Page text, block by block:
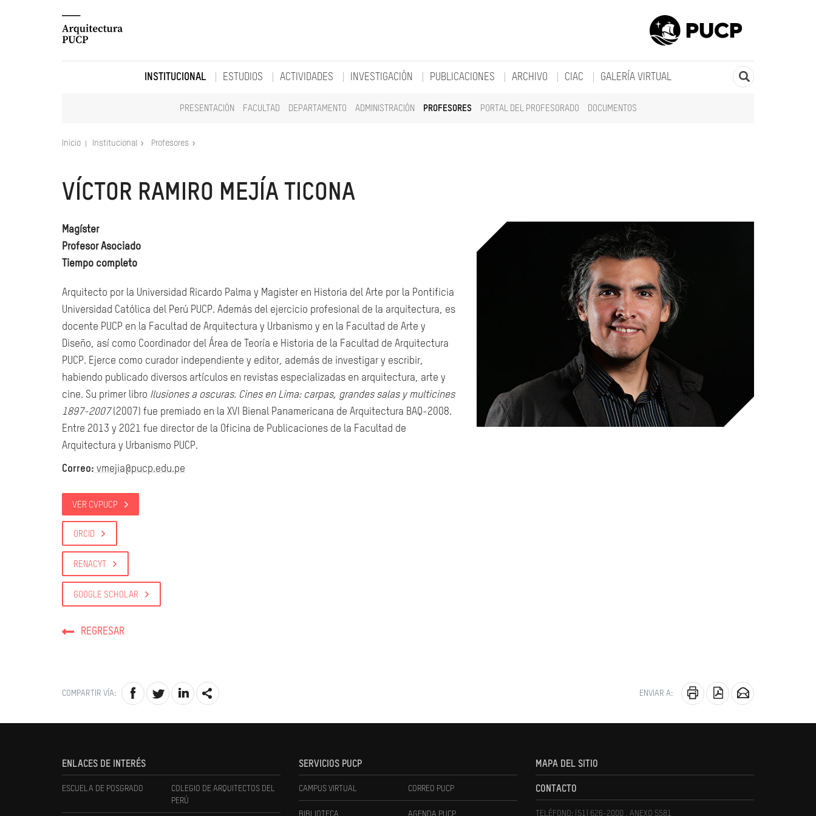
INSTITUCIONAL
PRESENTACIÓN FACULTAD DEPARTAMENTO ADMINISTRACIÓN PROFESORES PORTAL DEL PROFESORADO DOCUMENTOS
ESTUDIOS ACTIVIDADES INVESTIGACIÓN PUBLICACIONES ARCHIVO CIAC GALERÍA VIRTUAL
Inicio Institucional Profesores
VÍCTOR RAMIRO MEJÍA TICONA
Magíster
Profesor Asociado
Tiempo completo
Arquitecto por la Universidad Ricardo Palma y Magister en Historia del Arte por la Pontificia
Universidad Católica del Perú PUCP. Además del ejercicio profesional de la arquitectura, es
docente PUCP en la Facultad de Arquitectura y Urbanismo y en la Facultad de Arte y
Diseño, así como Coordinador del Área de Teoría e Historia de la Facultad de Arquitectura
PUCP. Ejerce como curador independiente y editor, además de investigar y escribir,
habiendo publicado diversos artículos en revistas especializadas en arquitectura, arte y
cine. Su primer libro Ilusionesa oscuras. Cines en Lima: carpas, grandes salas y multicines
1897-2007(2007) fue premiado en la XVI Bienal Panamericana de Arquitectura BAQ-2008.
Entre 2013 y 2021 fue director de la Oficina de Publicaciones de la Facultad de
Arquitectura y Urbanismo PUCP.
Correo: vmejia@pucp.edu.pe
VER CVPUCP
ORCID
RENACYT
GOOGLE SCHOLAR
REGRESAR
COMPARTIR VÍA: ENVIAR A:
ENLACES DE INTERÉS
ESCUELA DE POSGRADO
COLEGIO DE ARQUITECTOS DEL
PERÚ
SERVICIOS PUCP
CAMPUS VIRTUAL CORREO PUCP
MAPA DEL SITIO
CONTACTO
TELÉFONO: (51) 626-2000 , ANEXO 5581